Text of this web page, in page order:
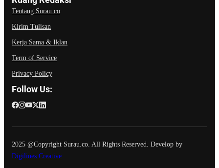
Tentang Surau.co
Kirim Tulisan
Kerja Sama & Iklan
Term of Service
Privacy Policy
Follow Us:
2025 @Copyright Surau.co. All Rights Reserved. Develop by
Digilines Creative